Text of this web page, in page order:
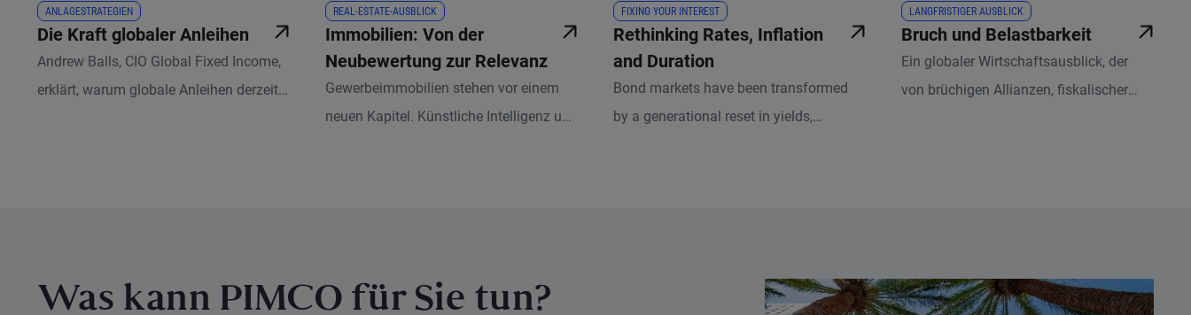
ANLAGESTRATEGIEN
Die Kraft globaler Anleihen
Andrew Balls, CIO Global Fixed Income,
erklärt, warum globale Anleihen derzeit
Zeiten unsicherer Märkte bieten können.
REAL-ESTATE-AUSBLICK
Immobilien: Von der
Neubewertung zur Relevanz
Gewerbeimmobilien stehen vor einem
neuen Kapitel. Künstliche Intelligenz und
FIXING YOUR INTEREST
Rethinking Rates, Inflation
and Duration
Bond markets have been transformed
by a generational reset in yields,
LANGFRISTIGER AUSBLICK
Bruch und Belastbarkeit
Ein globaler Wirtschaftsausblick, der
von brüchigen Allianzen, fiskalischer
Was kann PIMCO für Sie tun?